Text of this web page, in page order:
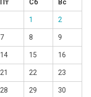
Пт Сб Вс
1 2
7 8 9
14 15 16
21 22 23
28 29 30